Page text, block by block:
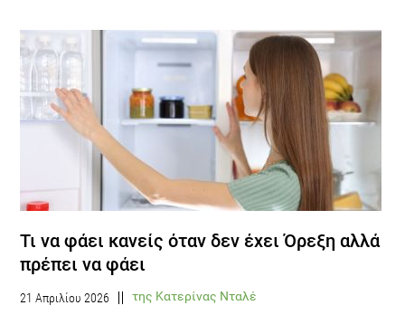
Τι να φάει κανείς όταν δεν έχει Όρεξη αλλά
πρέπει να φάει
21 Απριλίου 2026 της Κατερίνας Νταλέ